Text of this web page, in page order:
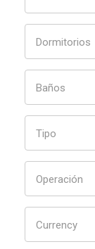
Dormitorios
Baños
Tipo
Operación
Currency